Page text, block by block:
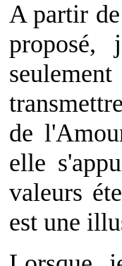
A partir
proposé,
de
elle
valeurs
est une